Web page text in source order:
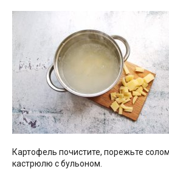
Картофель почистите, порежьте
кастрюлю с бульоном.